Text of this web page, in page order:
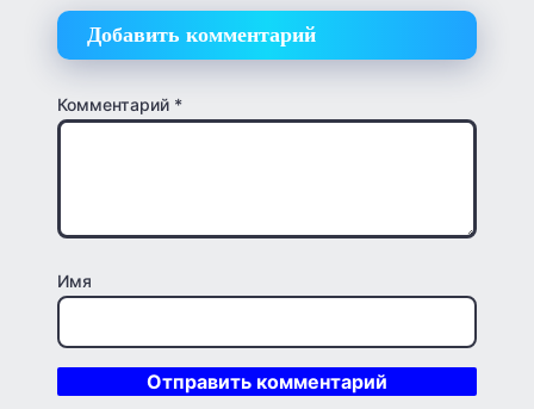
Добавить комментарий
Комментарий *
Имя